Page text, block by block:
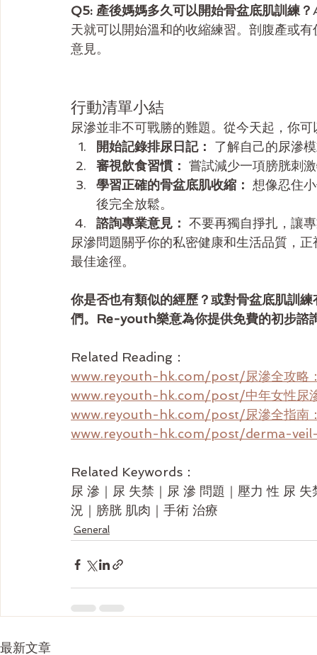
Q5: 產後媽媽多久可以開始骨盆底肌訓練？
天就可以開始溫和的收縮練習。剖腹產或
意見。
行動清單小結
尿滲並非不可戰勝的難題。從今天起，你可
開始記錄排尿日記：
了解自己的尿滲
審視飲食習慣： 嘗試減少一項膀胱刺
學習正確的骨盆底肌收縮： 想像忍住
後完全放鬆。
諮詢專業意見： 不要再獨自掙扎，讓
尿滲問題關乎你的私密健康和生活品質，
最佳途徑。
你是否也有類似的經歷？或對骨盆底肌訓
們。Re-youth樂意為你提供免費的初步諮
Related Reading：
www.reyouth-hk.com/post/尿滲全攻略
www.reyouth-hk.com/post/中年女性尿
www.reyouth-hk.com/post/尿滲全指南
www.reyouth-hk.com/post/derma-veil-
Related Keywords：
尿 滲｜尿 失禁｜尿 滲 問題｜壓力 性 尿
況｜膀胱 肌肉｜手術 治療
General
最新文章